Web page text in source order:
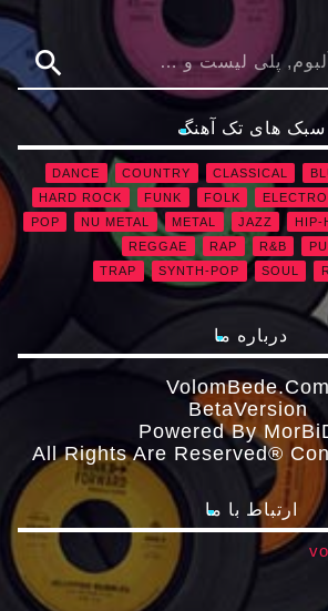
search
سبک های تک آهنگ
CLASSICAL
COUNTRY
DANCE
FOLK
FUNK
HARD ROCK
HIP-
JAZZ
METAL
NU METAL
POP
R&B
RAP
REGGAE
SOUL
SYNTH-POP
TRAP
درباره ما
VolomBede.com
ΒetaVersion
Powered By
All Rights Are Reserved®
ارتباط با ما